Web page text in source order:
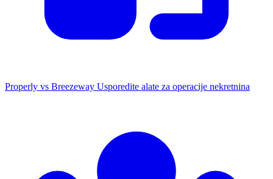
Properly vs Breezeway Usporedite alate za operacije nekretnina